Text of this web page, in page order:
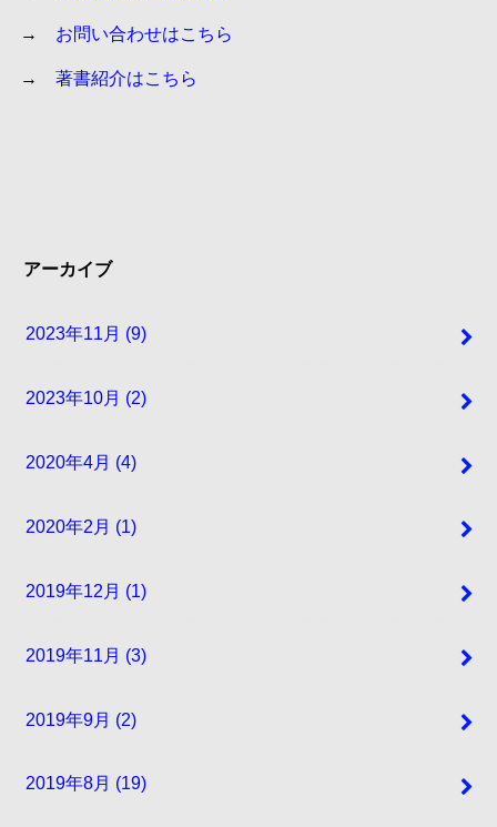
→ お問い合わせはこちら
→ 著書紹介はこちら
アーカイブ
2023年11月 (9)
2023年10月 (2)
2020年4月 (4)
2020年2月 (1)
2019年12月 (1)
2019年11月 (3)
2019年9月 (2)
2019年8月 (19)